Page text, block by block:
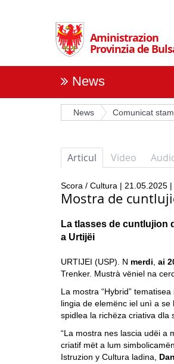
Aministrazion
Provinzia de
News
News Comunicat
Articul Video
Scora / Cultura | 21.05.2025
Mostra de
La tlasses de cuntlujion
a Urtijëi
URTIJEI (USP). N merdi ai
Trenker. Mustrà vëniel na
La mostra “Hybrid”
lingia de elemënc iel unì a
spidlea la richëza criativa dla
“La mostra nes lascia udëi a
criatif mët a lum
Istruzion y Cultura ladina,